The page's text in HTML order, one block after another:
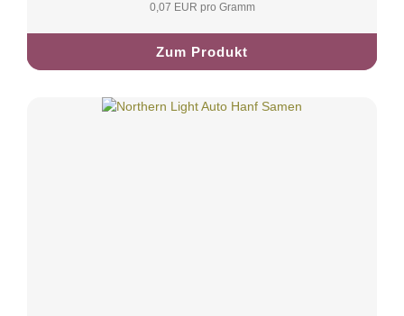
0,07 EUR pro Gramm
Zum Produkt